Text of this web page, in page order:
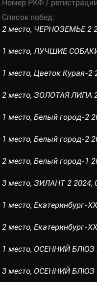
Номер РКФ /
Список побед:
2 место, ЧЕРНОЗЕМЬЕ 2
1 место, ЛУЧШИЕ
1 место, Цветок Курая-2
2 место, ЗОЛОТАЯ ЛИПА 2
1 место, Белый город-2
1 место, Белый город-2
2 место, Белый город-1
3 место, ЗИЛАНТ 2 2024,
1 место, Екатеринбург-
2 место, Екатеринбург-
1 место, ОСЕННИЙ БЛЮЗ
3 место, ОСЕННИЙ БЛЮЗ